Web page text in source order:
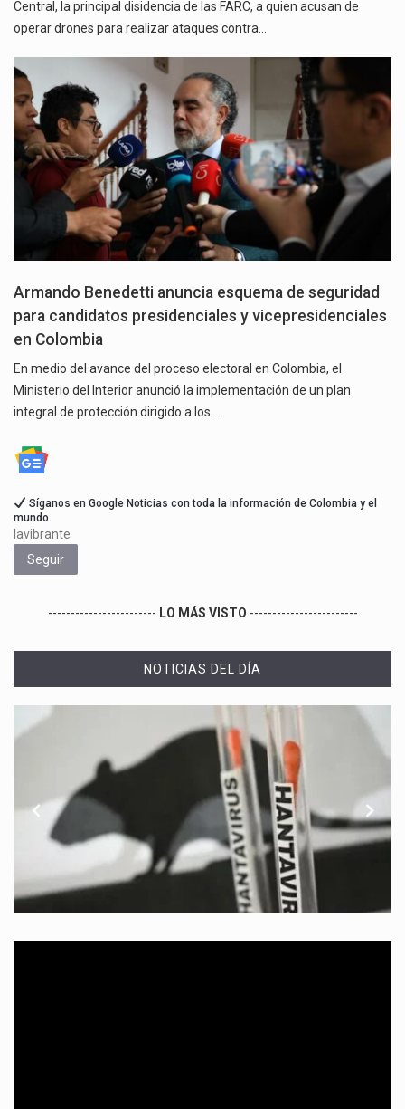
Central, la principal disidencia de las FARC, a quien acusan de
operar drones para realizar ataques contra…
Armando Benedetti anuncia esquema de seguridad
para candidatos presidenciales y vicepresidenciales
en Colombia
En medio del avance del proceso electoral en Colombia, el
Ministerio del Interior anunció la implementación de un plan
integral de protección dirigido a los…
Síganos en Google Noticias con toda la información de Colombia y el
mundo.
lavibrante
Seguir
------------------------ LO MÁS VISTO ------------------------
NOTICIAS DEL DÍA